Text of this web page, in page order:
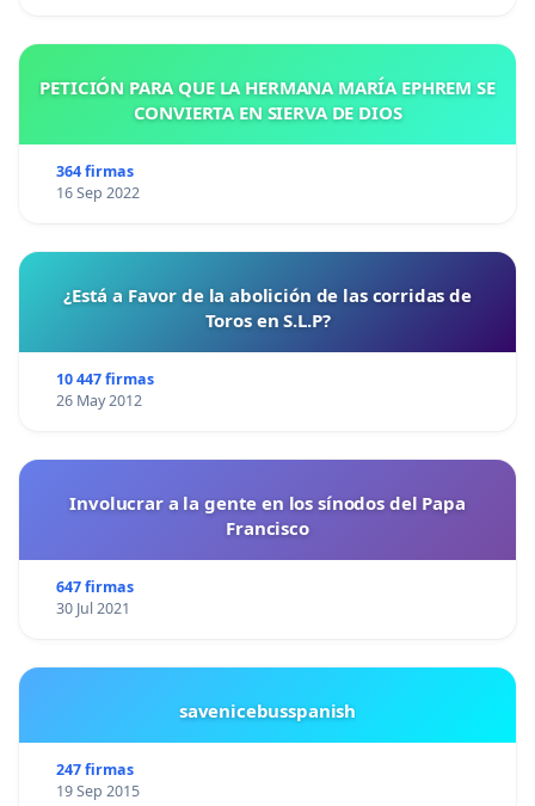
PETICIÓN PARA QUE LA HERMANA MARÍA EPHREM SE
CONVIERTA EN SIERVA DE DIOS
364 firmas
16 Sep 2022
¿Está a Favor de la abolición de las corridas de
Toros en S.L.P?
10 447 firmas
26 May 2012
Involucrar a la gente en los sínodos del Papa
Francisco
647 firmas
30 Jul 2021
savenicebusspanish
247 firmas
19 Sep 2015